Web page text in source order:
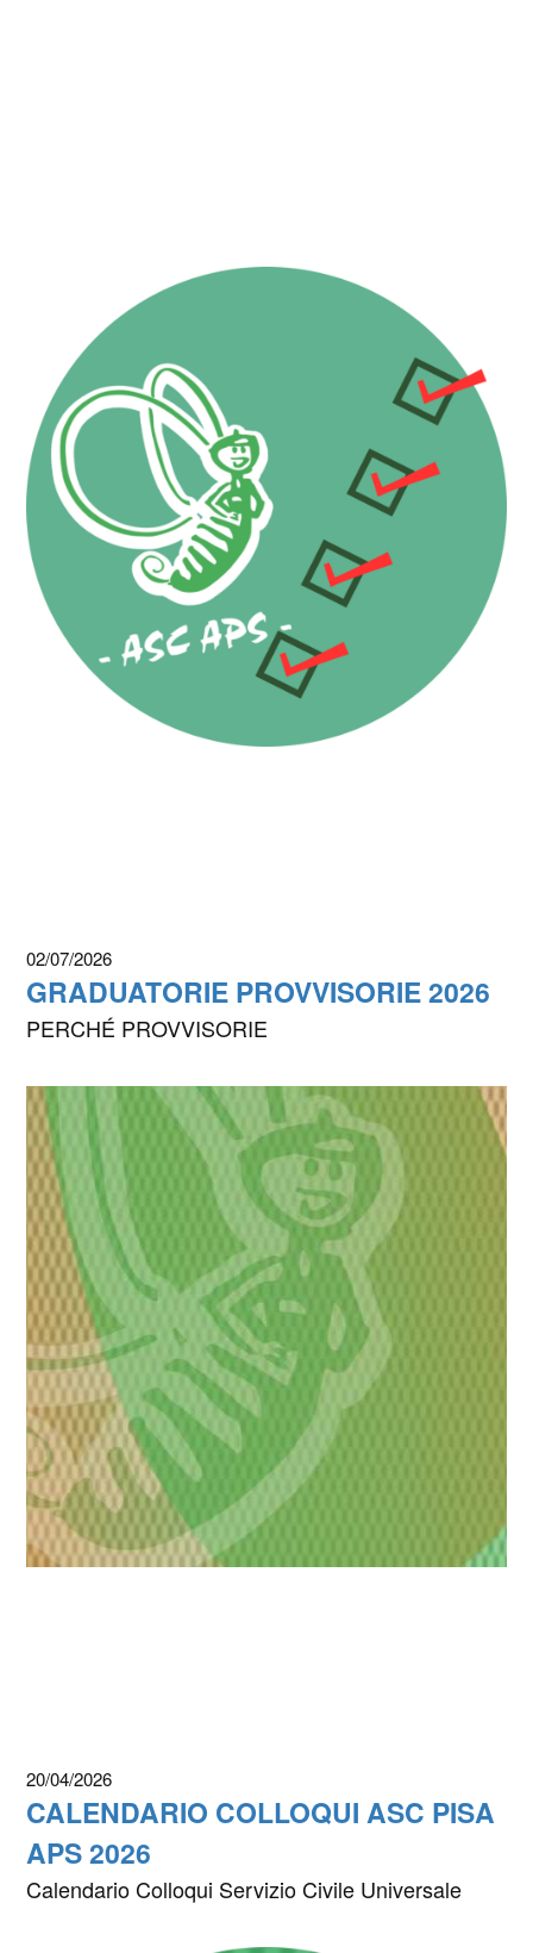
02/07/2026
GRADUATORIE PROVVISORIE 2026
PERCHÉ PROVVISORIE
20/04/2026
CALENDARIO COLLOQUI ASC PISA
APS 2026
Calendario Colloqui Servizio Civile Universale